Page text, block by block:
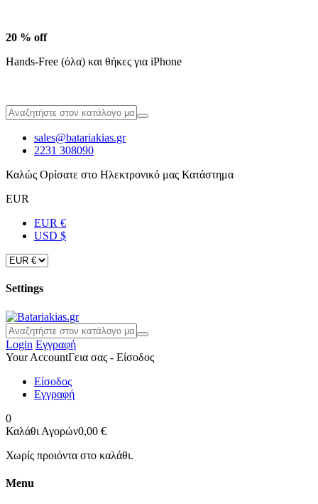
20 % off
Hands-Free (όλα) και θήκες για iPhone
sales@batariakias.gr
2231 308090
Καλώς Ορίσατε στο Ηλεκτρονικό μας Κατάστημα
EUR
EUR €
USD $
Settings
Login Εγγραφή
Your AccountΓεια σας - Είσοδος
Είσοδος
Εγγραφή
0
Καλάθι Αγορών0,00 €
Χωρίς προιόντα στο καλάθι.
Menu